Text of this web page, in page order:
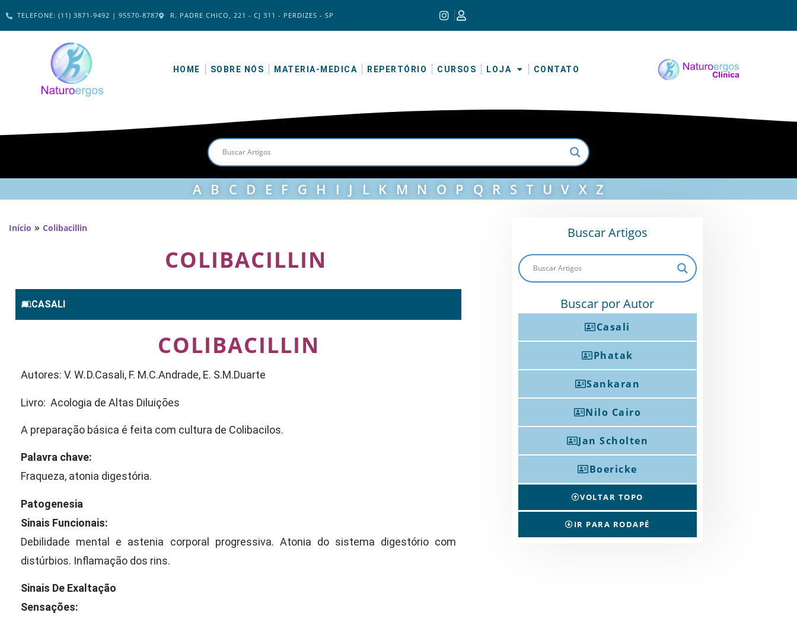
TELEFONE: (11) 3871-9492 | 95570-8787 R. PADRE CHICO, 221 - CJ 311 - PERDIZES - SP
HOME SOBRE NÓS MATERIA-MEDICA REPERTÓRIO CURSOS LOJA CONTATO
A B C D E F G H I J L K M N O P Q R S T U V X Z
Início » Colibacillin
COLIBACILLIN
CASALI
COLIBACILLIN
Autores: V. W.D.Casali, F. M.C.Andrade, E. S.M.Duarte
Livro: Acologia de Altas Diluições
A preparação básica é feita com cultura de Colibacilos.
Palavra chave:
Fraqueza, atonia digestória.
Patogenesia
Sinais Funcionais:
Debilidade mental e astenia corporal progressiva. Atonia do sistema digestório com
distúrbios. Inflamação dos rins.
Sinais De Exaltação
Sensações:
Buscar Artigos
Buscar por Autor
Casali
Phatak
Sankaran
Nilo Cairo
Jan Scholten
Boericke
VOLTAR TOPO
IR PARA RODAPÉ